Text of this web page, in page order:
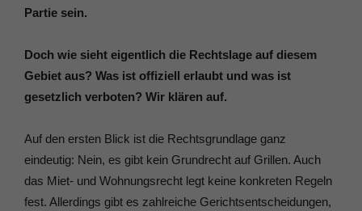
Partie sein.
Doch wie sieht eigentlich die Rechtslage auf diesem
Gebiet aus? Was ist offiziell erlaubt und was ist
gesetzlich verboten? Wir klären auf.
Auf den ersten Blick ist die Rechtsgrundlage ganz
eindeutig: Nein, es gibt kein Grundrecht auf Grillen. Auch
das Miet- und Wohnungsrecht legt keine konkreten Regeln
fest. Allerdings gibt es zahlreiche Gerichtsentscheidungen,